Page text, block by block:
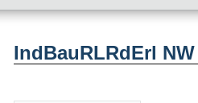
IndBauRLRdErl NW